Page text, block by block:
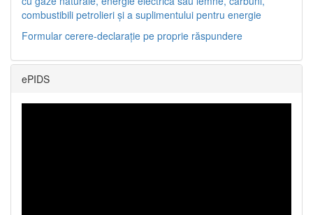
combustibili petrolieri și a suplimentului pentru energie
Formular cerere-declarație pe proprie răspundere
ePIDS